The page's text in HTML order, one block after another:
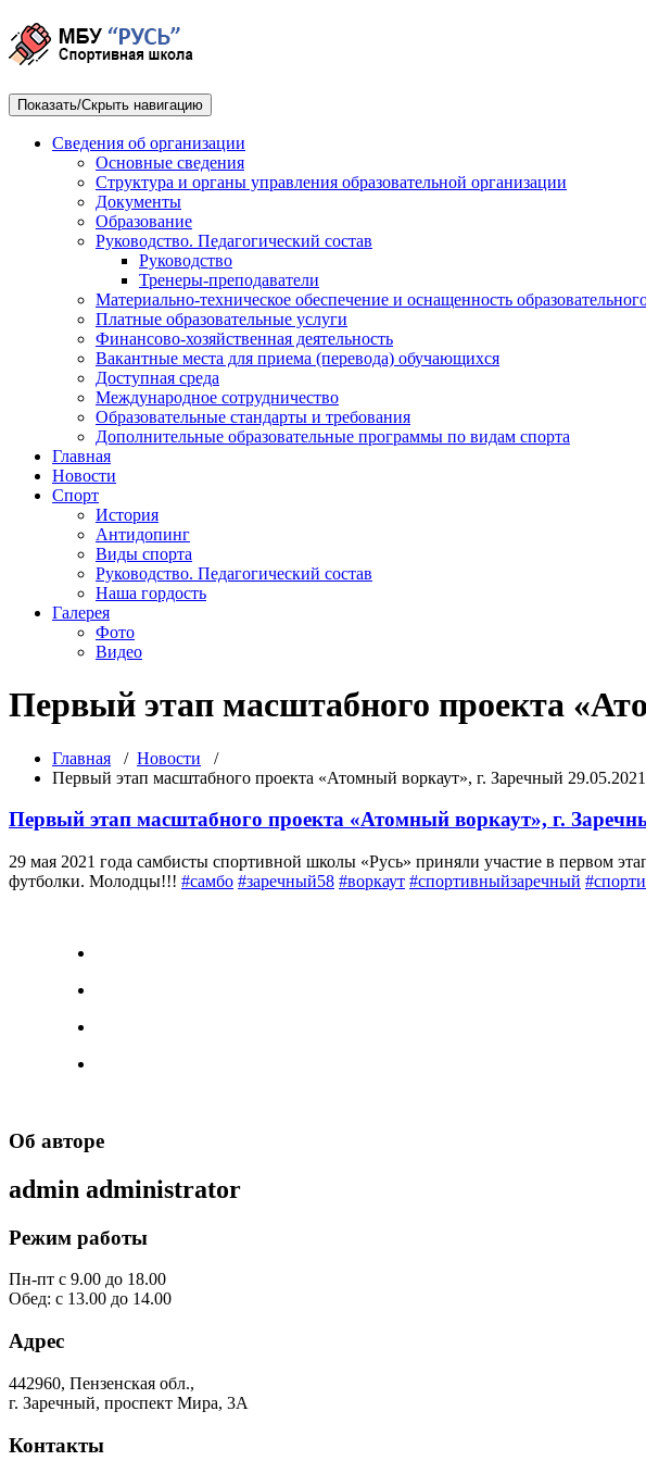
Показать/Скрыть навигацию
Сведения об организации
Основные сведения
Структура и органы управления образовательной организации
Документы
Образование
Руководство. Педагогический состав
Руководство
Тренеры-преподаватели
Материально-техническое обеспечение и оснащенность
Платные образовательные услуги
Финансово-хозяйственная деятельность
Вакантные места для приема (перевода) обучающихся
Доступная среда
Международное сотрудничество
Образовательные стандарты и требования
Дополнительные образовательные программы по видам спорта
Главная
Новости
Спорт
История
Антидопинг
Виды спорта
Руководство. Педагогический состав
Наша гордость
Галерея
Фото
Видео
Первый этап масштабного проекта
Главная / Новости /
Первый этап масштабного проекта «Атомный воркаут», г. Заречный 29.05.2021
Первый этап масштабного проекта «Атомный воркаут», г.
29 мая 2021 года самбисты спортивной школы «Русь» приняли участие в первом
футболки. Молодцы!!! #самбо #заречный58 #воркаут #спортивныйзаречный
Об авторе
admin administrator
Режим работы
Пн-пт с 9.00 до 18.00
Обед: с 13.00 до 14.00
Адрес
442960, Пензенская обл.,
г. Заречный, проспект Мира, 3А
Контакты